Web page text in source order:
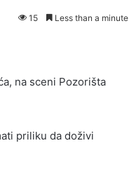
15 Less than a minute
na sceni Pozorišta
priliku da doživi